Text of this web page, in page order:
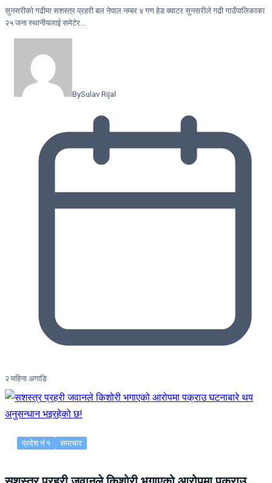
सुनसरीकाे गढीमा सशस्त्र प्रहरी बल नेपाल नम्बर ४ गण हेड क्वाटर सुनसरीले गढी गाउँपालिकाका
२५ जना स्थानीयलाई समेटेर…
BySulav Rijal
२ महिना अगाडि
प्रदेश नं १ समाचार